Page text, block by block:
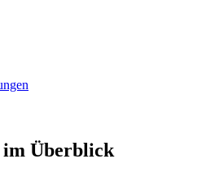
im Überblick